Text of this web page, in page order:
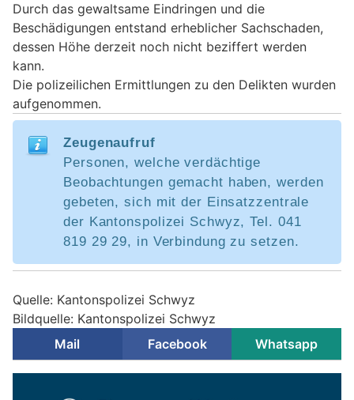
Durch das gewaltsame Eindringen und die
Beschädigungen entstand erheblicher Sachschaden,
dessen Höhe derzeit noch nicht beziffert werden
kann.
Die polizeilichen Ermittlungen zu den Delikten wurden
aufgenommen.
Zeugenaufruf
Personen, welche verdächtige
Beobachtungen gemacht haben, werden
gebeten, sich mit der Einsatzzentrale
der Kantonspolizei Schwyz, Tel. 041
819 29 29, in Verbindung zu setzen.
Quelle: Kantonspolizei Schwyz
Bildquelle: Kantonspolizei Schwyz
Mail
Facebook Whatsapp